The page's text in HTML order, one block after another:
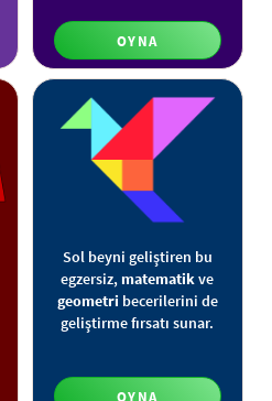
OYNA
Sol beyni geliştiren bu
egzersiz,matematikve
geometri becerilerini de
geliştirme fırsatı sunar.